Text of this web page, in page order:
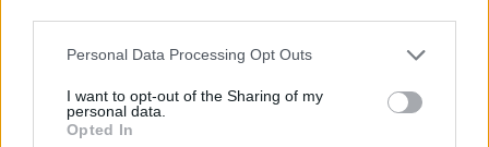
Personal Data Processing Opt Outs
I want to opt-out of the Sharing of my
personal data.
Opted In
KEDVES OLVASÓNK!
tartozik, melynek olvasása előfizetéses
regisztrációhoz kötött.